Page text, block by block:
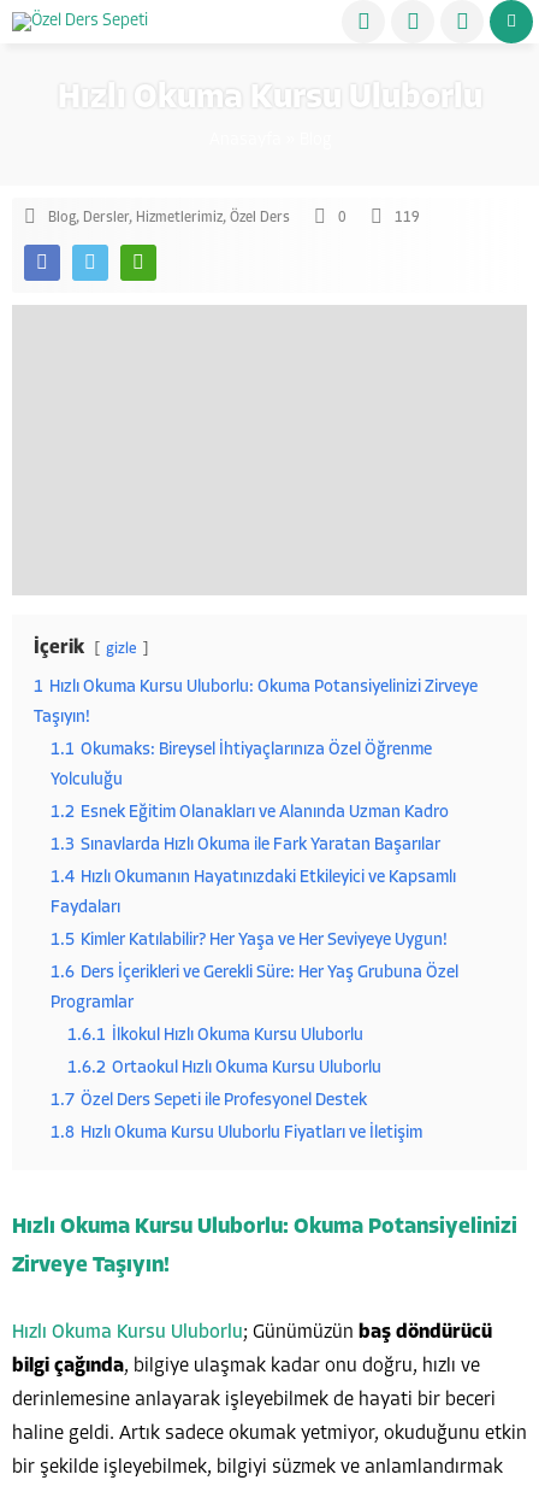
Hızlı Okuma Kursu Uluborlu
Blog, Dersler, Hizmetlerimiz, Özel Ders 0 119
İçerik gizle
1 Hızlı Okuma Kursu Uluborlu: Okuma Potansiyelinizi Zirveye
Taşıyın!
1.1 Okumaks: Bireysel İhtiyaçlarınıza Özel Öğrenme
Yolculuğu
1.2 Esnek Eğitim Olanakları ve Alanında Uzman Kadro
1.3 Sınavlarda Hızlı Okuma ile Fark Yaratan Başarılar
1.4 Hızlı Okumanın Hayatınızdaki Etkileyici ve Kapsamlı
Faydaları
1.5 Kimler Katılabilir? Her Yaşa ve Her Seviyeye Uygun!
1.6 Ders İçerikleri ve Gerekli Süre: Her Yaş Grubuna Özel
Programlar
1.6.1
İlkokul Hızlı Okuma Kursu Uluborlu
1.6.2 Ortaokul Hızlı Okuma Kursu Uluborlu
1.7 Özel Ders Sepeti ile Profesyonel Destek
1.8 Hızlı Okuma Kursu Uluborlu Fiyatları ve İletişim
Hızlı Okuma Kursu Uluborlu: Okuma Potansiyelinizi
Zirveye Taşıyın!
Hızlı Okuma Kursu Uluborlu; Günümüzün baş döndürücü
bilgi çağında, bilgiye ulaşmak kadar onu doğru, hızlı ve
derinlemesine anlayarak işleyebilmek de hayati bir beceri
haline geldi. Artık sadece okumak yetmiyor, okuduğunu etkin
bir şekilde işleyebilmek, bilgiyi süzmek ve anlamlandırmak